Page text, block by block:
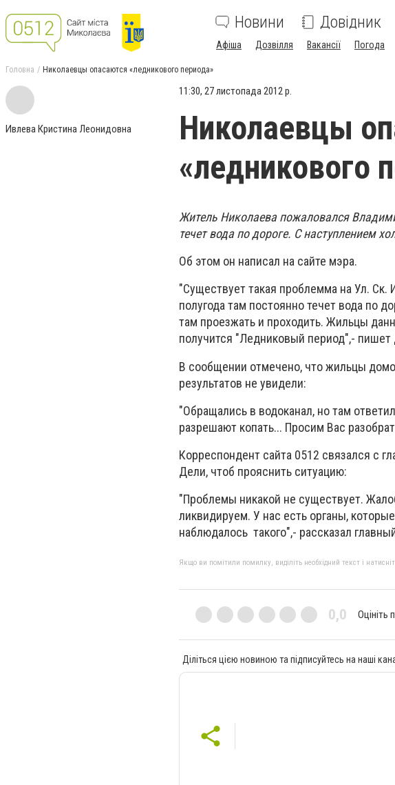
Новини Довідник
Афіша Дозвілля Вакансії Погода
Головна Николаевцы опасаются «ледникового периода»
Ивлева Кристина Леонидовна
11:30, 27 листопада 2012 р.
Николаевцы
«ледникового
Житель Николаева пожаловался
течет вода по дороге. С наступлением
Об этом он написал на сайте мэра.
"Существует такая проблемма на Ул.
полугода там постоянно течет вода по
там проезжать и проходить. Жильцы
получится "Ледниковый период",-
В сообщении отмечено, что жильцы
результатов не увидели:
"Обращались в водоканал, но там
разрешают копать... Просим Вас
Корреспондент сайта 0512 связался с
Дели, чтоб прояснить ситуацию:
"Проблемы никакой не существует.
ликвидируем. У нас есть органы,
наблюдалось такого",- рассказал
Якщо ви помітили помилку, виділіть необхідний текст і
0,0 Оцініть
Діліться цією новиною та підписуйтесь на наші